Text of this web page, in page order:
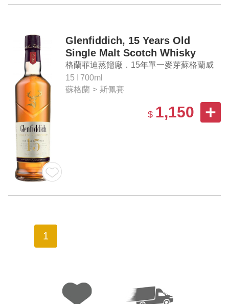
Glenfiddich, 15 Years Old
Single Malt Scotch Whisky
格蘭菲迪蒸餾廠．15年單一麥芽蘇格蘭威
士忌
15
700ml
蘇格蘭 > 斯佩賽
$ 1,150
1